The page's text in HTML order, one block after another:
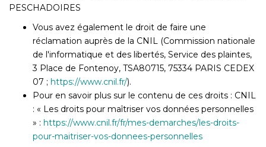
PESCHADOIRES
Vous avez également le droit de faire une
réclamation auprès de la CNIL (Commission nationale
de l'informatique et des libertés, Service des plaintes,
3 Place de Fontenoy, TSA80715, 75334 PARIS CEDEX
07 ; https://www.cnil.fr/).
Pour en savoir plus sur le contenu de ces droits : CNIL
: « Les droits pour maîtriser vos données personnelles
» : https://www.cnil.fr/fr/mes-demarches/les-droits-
pour-maitriser-vos-donnees-personnelles